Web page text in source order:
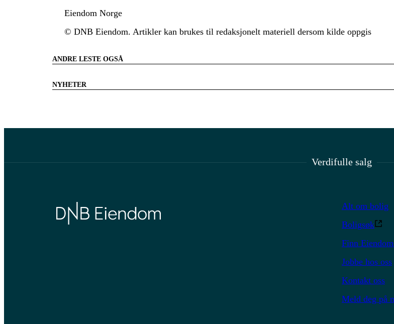
Eiendom Norge
© DNB Eiendom. Artikler kan brukes til redaksjonelt materiell dersom kilde oppgis
ANDRE LESTE OGSÅ
NYHETER
Verdifulle salg
Alt om bolig
Boligsøk
Finn
Jobbe hos oss
Kontakt oss
Meld deg på